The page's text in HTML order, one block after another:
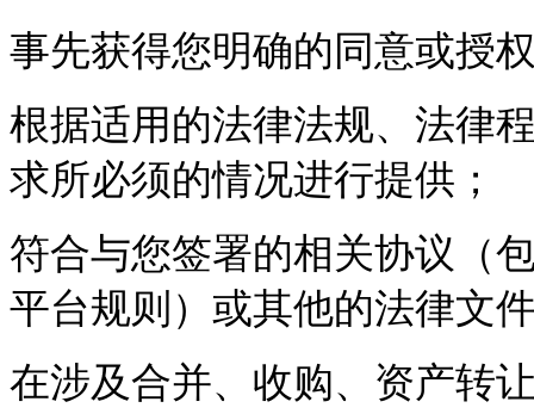
事先获得您明确的同意或授
根据适用的法律法规、法律
求所必须的情况进行提供；
符合与您签署的相关协议（
平台规则）或其他的法律文
在涉及合并、收购、资产转